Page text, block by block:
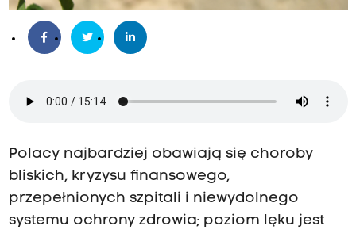
Polacy najbardziej obawiają się choroby
bliskich, kryzysu finansowego,
przepełnionych szpitali i niewydolnego
systemu ochrony zdrowia; poziom lęku jest